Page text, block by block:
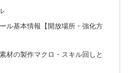
ル基本情報【開放場所・強化方
材の製作マクロ・スキル回しと